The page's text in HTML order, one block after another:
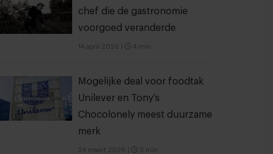
chef die de gastronomie
voorgoed veranderde
14 april 2026 4 min
Mogelijke deal voor foodtak
Unilever en Tony’s
Chocolonely meest duurzame
merk
24 maart 2026 3 min